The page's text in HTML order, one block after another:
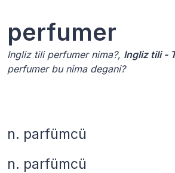
perfumer
Ingliz tili perfumer nima?, Ingliz tili -
perfumer bu nima degani?
n. parfümcü
n. parfümcü